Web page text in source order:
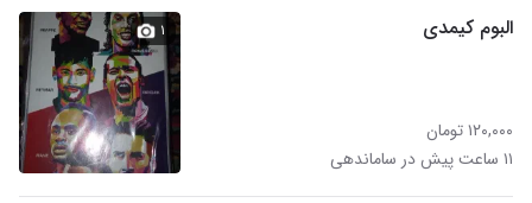
البوم کیمدی
۱۲۰,۰۰۰ تومان
۱۱ ساعت پیش در ساماندهی
۱